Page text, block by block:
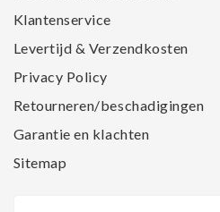
Klantenservice
Levertijd & Verzendkosten
Privacy Policy
Retourneren/beschadigingen
Garantie en klachten
Sitemap